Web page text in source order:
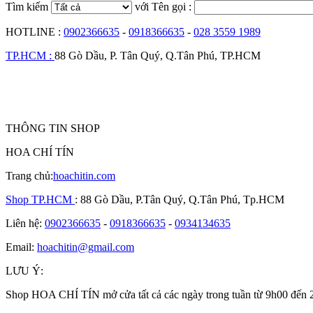
Tìm kiếm với Tên gọi :
HOTLINE : 0902366635 - 0918366635 - 028 3559 1989
TP.HCM : 88 Gò Dầu, P. Tân Quý, Q.Tân Phú, TP.HCM
THÔNG TIN SHOP
HOA CHÍ TÍN
Trang chủ:hoachitin.com
Shop TP.HCM : 88 Gò Dầu, P.Tân Quý, Q.Tân Phú, Tp.HCM
Liên hệ: 0902366635 - 0918366635 - 0934134635
Email: hoachitin@gmail.com
LƯU Ý:
Shop HOA CHÍ TÍN mở cửa tất cả các ngày trong tuần từ 9h00 đến